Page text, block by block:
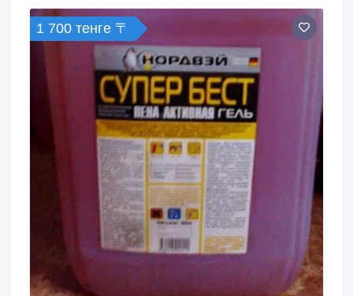
1 700 тенге 〒